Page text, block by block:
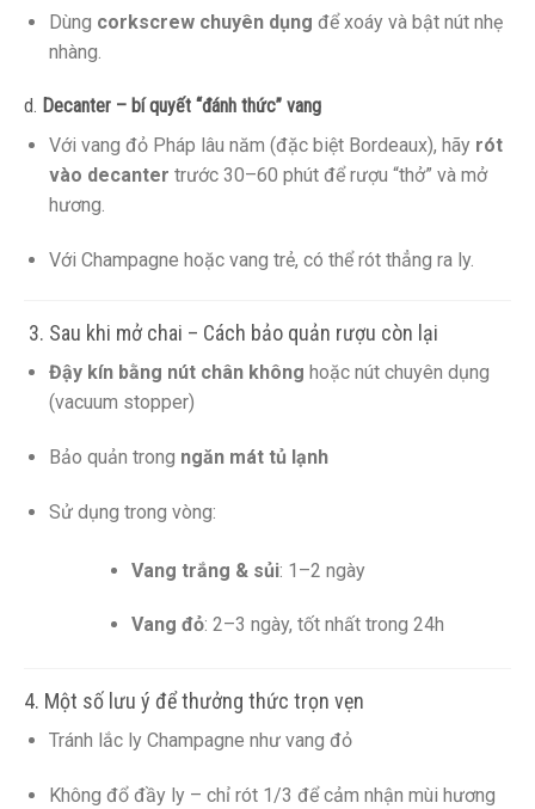
Dùng corkscrew chuyên dụng để xoáy và bật nút nhẹ
nhàng.
d. Decanter – bí quyết “đánh thức” vang
Với vang đỏ Pháp lâu năm (đặc biệt Bordeaux), hãy rót
vào decanter trước 30–60 phút để rượu “thở” và mở
hương.
Với Champagne hoặc vang trẻ, có thể rót thẳng ra ly.
️ 3. Sau khi mở chai – Cách bảo quản rượu còn lại
Đậy kín bằng nút chân không hoặc nút chuyên dụng
(vacuum stopper)
Bảo quản trong ngăn mát tủ lạnh
Sử dụng trong vòng:
Vang trắng & sủi: 1–2 ngày
Vang đỏ: 2–3 ngày, tốt nhất trong 24h
4. Một số lưu ý để thưởng thức trọn vẹn
Tránh lắc ly Champagne như vang đỏ
Không đổ đầy ly – chỉ rót 1/3 để cảm nhận mùi hương